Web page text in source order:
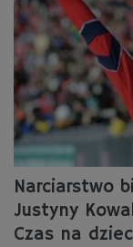
Narciarstwo
Justyny
Czas na